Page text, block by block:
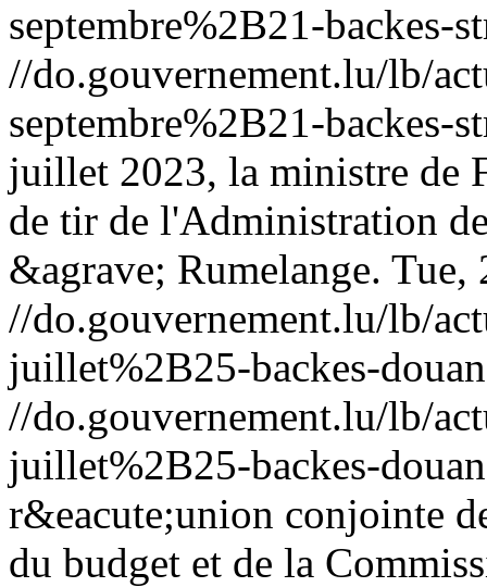
septembre%2B21-backes-
//do.gouvernement.lu/lb/
septembre%2B21-backes-
juillet 2023, la ministre de
de tir de l'Administration
&agrave; Rumelange. Tue,
//do.gouvernement.lu/lb/
juillet%2B25-backes-
//do.gouvernement.lu/lb/
juillet%2B25-backes-
r&eacute;union conjointe
du budget et de la